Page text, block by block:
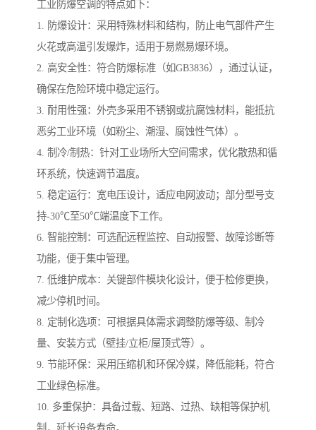
工业防爆空调的特点如下：
1. 防爆设计：采用特殊材料和结构，防止电气部件产生
火花或高温引发爆炸，适用于易燃易爆环境。
2. 高安全性：符合防爆标准（如GB3836），通过认证，
确保在危险环境中稳定运行。
3. 耐用性强：外壳多采用不锈钢或抗腐蚀材料，能抵抗
恶劣工业环境（如粉尘、潮湿、腐蚀性气体）。
4. 制冷/制热：针对工业场所大空间需求，优化散热和循
环系统，快速调节温度。
5. 稳定运行：宽电压设计，适应电网波动；部分型号支
持-30℃至50℃端温度下工作。
6. 智能控制：可选配远程监控、自动报警、故障诊断等
功能，便于集中管理。
7. 低维护成本：关键部件模块化设计，便于检修更换，
减少停机时间。
8. 定制化选项：可根据具体需求调整防爆等级、制冷
量、安装方式（壁挂/立柜/屋顶式等）。
9. 节能环保：采用压缩机和环保冷媒，降低能耗，符合
工业绿色标准。
10. 多重保护：具备过载、短路、过热、缺相等保护机